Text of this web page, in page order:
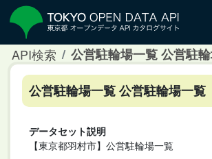
API検索 公営駐輪場一覧 公営駐
公営駐輪場一覧 公営駐輪場一覧
データセット説明
【東京都羽村市】公営駐輪場一覧